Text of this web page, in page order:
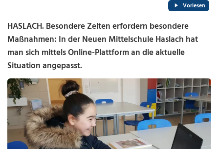
Vorlesen
HASLACH. Besondere Zeiten erfordern besondere
Maßnahmen: In der Neuen Mittelschule Haslach hat
man sich mittels Online-Plattform an die aktuelle
Situation angepasst.